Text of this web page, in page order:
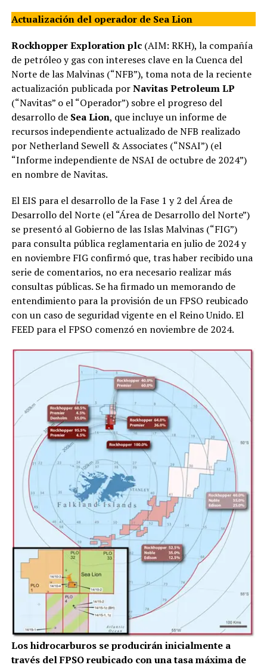
Actualización del operador de Sea Lion
Rockhopper Exploration plc(AIM: RKH), la compañía
de petróleo y gas con intereses clave en la Cuenca del
Norte de las Malvinas (“NFB”), toma nota de la reciente
actualización publicada porNavitas Petroleum LP
(“Navitas” o el “Operador”) sobre el progreso del
desarrollo de Sea Lion, que incluye un informe de
recursos independiente actualizado de NFB realizado
por Netherland Sewell & Associates (“NSAI”) (el
“Informe independiente de NSAI de octubre de 2024”)
en nombre de Navitas.
El EIS para el desarrollo de la Fase 1 y 2 del Área de
Desarrollo del Norte (el “Área de Desarrollo del Norte”)
se presentó al Gobierno de las Islas Malvinas (“FIG”)
para consulta pública reglamentaria en julio de 2024 y
en noviembre FIG confirmó que, tras haber recibido una
serie de comentarios, no era necesario realizar más
consultas públicas. Se ha firmado un memorando de
entendimiento para la provisión de un FPSO reubicado
con un caso de seguridad vigente en el Reino Unido. El
FEED para el FPSO comenzó en noviembre de 2024.
Los hidrocarburos se producirán inicialmente a
través del FPSO reubicado con una tasa máxima de